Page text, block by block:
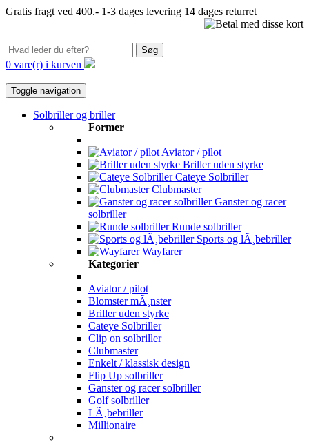
Gratis fragt ved 400.- 1-3 dages levering 14 dages returret
Søg
0 vare(r) i kurven
Toggle navigation
Solbriller og briller
Former
Aviator / pilot
Briller uden styrke
Cateye Solbriller
Clubmaster
Ganster og racer
solbriller
Runde solbriller
Sports og lÃ¸bebriller
Wayfarer
Kategorier
Aviator / pilot
Blomster mÃ¸nster
Briller uden styrke
Cateye Solbriller
Clip on solbriller
Clubmaster
Enkelt / klassisk design
Flip Up solbriller
Ganster og racer solbriller
Golf solbriller
LÃ¸bebriller
Millionaire